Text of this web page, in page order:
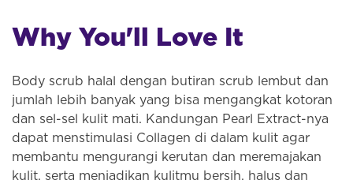
Why You'll Love It
Body scrub halal dengan butiran scrub lembut dan
jumlah lebih banyak yang bisa mengangkat kotoran
dan sel-sel kulit mati. Kandungan Pearl Extract-nya
dapat menstimulasi Collagen di dalam kulit agar
membantu mengurangi kerutan dan meremajakan
kulit, serta menjadikan kulitmu bersih, halus dan